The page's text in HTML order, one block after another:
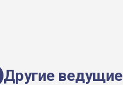
Другие ведущие